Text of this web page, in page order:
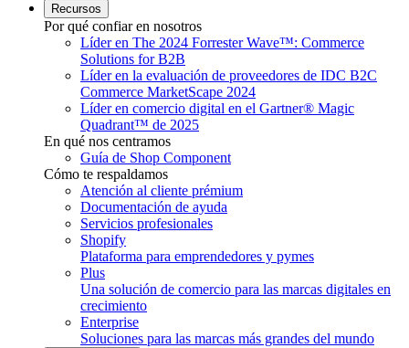
Recursos
Por qué confiar en nosotros
Líder en The 2024 Forrester Wave™: Commerce
Solutions for B2B
Líder en la evaluación de proveedores de IDC B2C
Commerce MarketScape 2024
Líder en comercio digital en el Gartner® Magic
Quadrant™ de 2025
En qué nos centramos
Guía de Shop Component
Cómo te respaldamos
Atención al cliente prémium
Documentación de ayuda
Servicios profesionales
Shopify
Plataforma para emprendedores y pymes
Plus
Una solución de comercio para las marcas digitales en
crecimiento
Enterprise
Soluciones para las marcas más grandes del mundo